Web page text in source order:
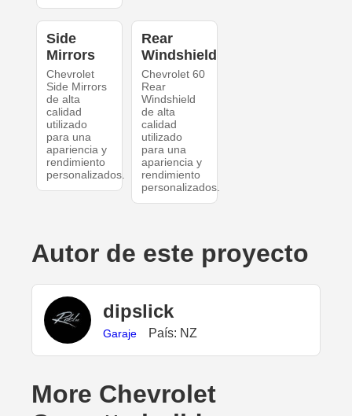
Side
Mirrors
Chevrolet
Side Mirrors
de alta
calidad
utilizado
para una
apariencia y
rendimiento
personalizados.
Rear
Windshield
Chevrolet 60
Rear
Windshield
de alta
calidad
utilizado
para una
apariencia y
rendimiento
personalizados.
Autor de este proyecto
dipslick
Garaje País: NZ
More Chevrolet